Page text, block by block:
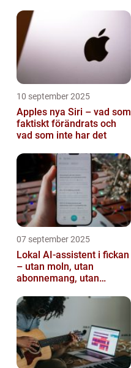
10 september 2025
Apples nya Siri – vad som
faktiskt förändrats och
vad som inte har det
07 september 2025
Lokal AI-assistent i fickan
– utan moln, utan
abonnemang, utan